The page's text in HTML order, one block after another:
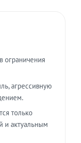
ограничения
агрессивную
только
и актуальным